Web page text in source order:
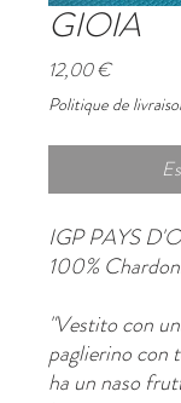
GIOIA
12,00 €Prezzo
Politique de
IGP PAYS
100%
"Vestito con
paglierino con
ha un naso